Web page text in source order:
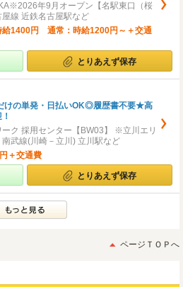
年9月オープン【名駅東口（桜
線 近鉄名古屋駅など
給1400円 通常：時給1200円～＋交通
とりあえず保存
けの単発・日払いOK◎履歴書不要★高
ク 採用センター【BW03】 ※立川エリ
武線(川崎－立川) 立川駅など
＋交通費
とりあえず保存
ページＴＯＰへ